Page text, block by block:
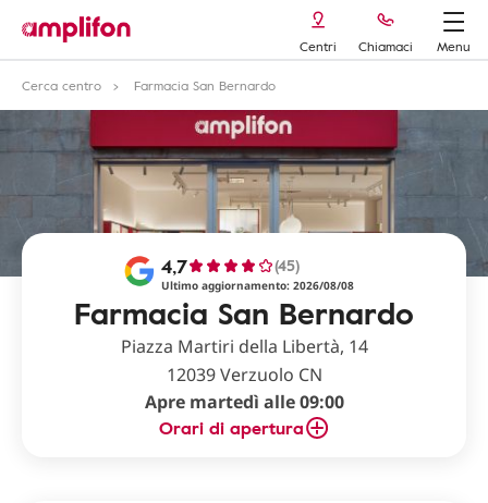
Centri Chiamaci
Menu
Cerca centro
Farmacia San Bernardo
Farmacia San Bernardo
4,7 (45)
Ultimo aggiornamento: 2026/08/08
Piazza Martiri della Libertà, 14
12039 Verzuolo CN
Apre martedì alle 09:00
Orari di apertura